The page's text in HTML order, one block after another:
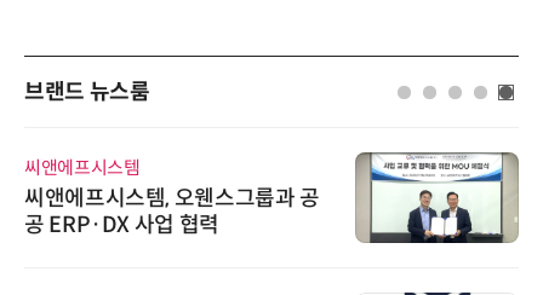
브랜드 뉴스룸
씨앤에프시스템
씨앤에프시스템, 오웬스그룹과 공
공 ERP·DX 사업 협력